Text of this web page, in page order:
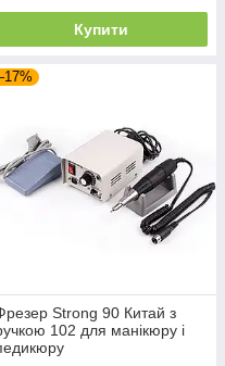
Купити
Strong 90 Китай з
102 для манікюру і